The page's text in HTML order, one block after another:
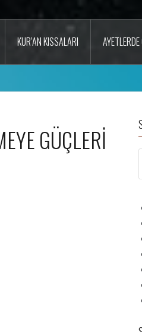
KUR’AN KISSALARI
GÜÇLERİ